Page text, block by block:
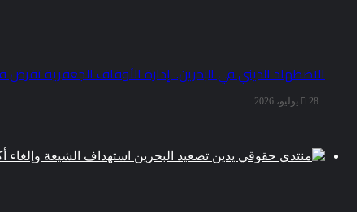
الاضطهاد الديني في البحرين.. إدارة الأوقاف الجعفرية تفرض
28 يوليو، 2026